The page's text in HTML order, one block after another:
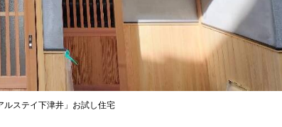
ルステイ下津井」お試し住宅